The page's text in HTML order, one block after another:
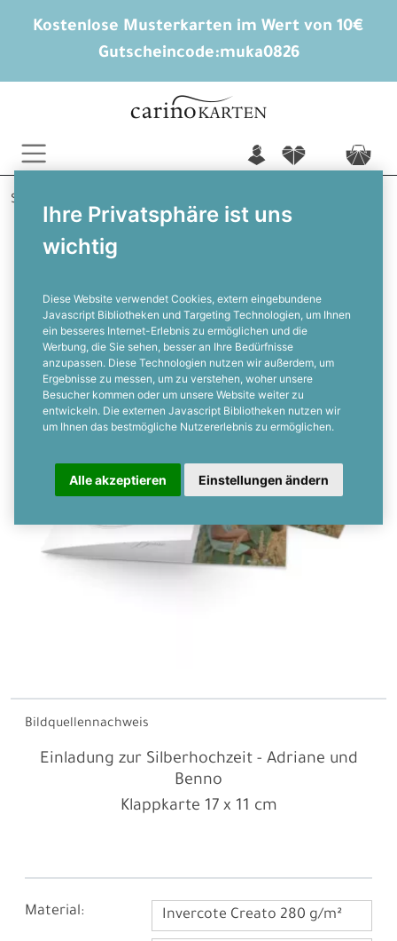
Kostenlose Musterkarten im Wert von 10€
Gutscheincode:muka0826
Ihre Privatsphäre ist uns
wichtig
Diese Website verwendet Cookies, extern eingebundene
Javascript Bibliotheken und Targeting Technologien, um Ihnen
ein besseres Internet-Erlebnis zu ermöglichen und die
Werbung, die Sie sehen, besser an Ihre Bedürfnisse
anzupassen. Diese Technologien nutzen wir außerdem, um
Ergebnisse zu messen, um zu verstehen, woher unsere
Besucher kommen oder um unsere Website weiter zu
entwickeln. Die externen Javascript Bibliotheken nutzen wir
um Ihnen das bestmögliche Nutzererlebnis zu ermöglichen.
Alle akzeptieren Einstellungen ändern
n f c
Startseite
Wir feiern ein Vierteljahrhundert Ehe
Adriane und Benno
Bildquellennachweis
Einladung zur silbernen Hochzeit mit
Einladung zur Silberhochzeit - Adriane und
Benno
Klappkarte 17 x 11 cm
Material: Invercote Creato 280 g/m²